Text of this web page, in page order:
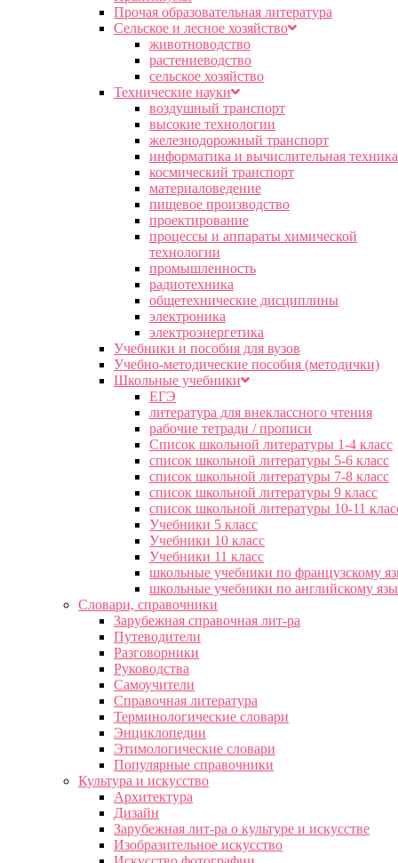
Прочая образовательная литература
Сельское и лесное хозяйство
животноводство
растениеводство
сельское хозяйство
Технические науки
воздушный транспорт
высокие технологии
железнодорожный транспорт
информатика и вычислительная техника
космический транспорт
материаловедение
пищевое производство
проектирование
процессы и аппараты химической
технологии
промышленность
радиотехника
общетехнические дисциплины
электроника
электроэнергетика
Учебники и пособия для вузов
Учебно-методические пособия (методички)
Школьные учебники
ЕГЭ
литература для внеклассного чтения
рабочие тетради / прописи
Список школьной литературы 1-4 класс
список школьной литературы 5-6 класс
список школьной литературы 7-8 класс
список школьной литературы 9 класс
список школьной литературы 10-11
Учебники 5 класс
Учебники 10 класс
Учебники 11 класс
школьные учебники по французскому
школьные учебники по английскому
Словари, справочники
Зарубежная справочная лит-ра
Путеводители
Разговорники
Руководства
Самоучители
Справочная литература
Терминологические словари
Энциклопедии
Этимологические словари
Популярные справочники
Культура и искусство
Архитектура
Дизайн
Зарубежная лит-ра о культуре и искусстве
Изобразительное искусство